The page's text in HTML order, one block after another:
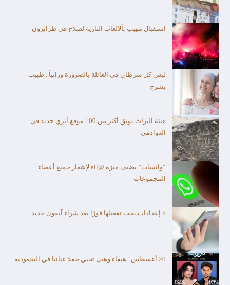
استقبال مهيب بألالعاب النارية لصلاح في طرابزون
ليس كل سرطان في العائلة بالضرورة وراثياً.. طبيب
يشرح
هيئة التراث توثق أكثر من 100 موقع أثري جديد في
الدوادمي
“واتساب” يضيف ميزة @all لإشعار جميع أعضاء
المجموعات
5 إعدادات يجب تفعيلها فورًا بعد شراء آيفون جديد
20 أغسطس.. هيفاء وهبي تحيي حفلا غنائيا في السعودية